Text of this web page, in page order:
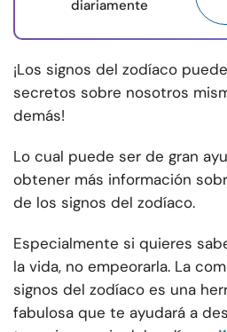
diariamente
¡Los signos del zodíaco
secretos sobre nosotros
demás!
Lo cual puede ser de gran
obtener más información
de los signos del zodíaco.
Especialmente si quieres
la vida, no empeorarla. La
signos del zodíaco es una
fabulosa que te ayudará a